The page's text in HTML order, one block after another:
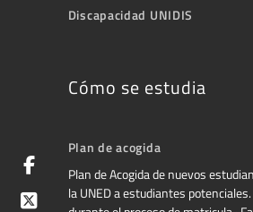
Discapacidad UNIDIS
Cómo se estudia
Plan de acogida
Plan de Acogida de nuevos
la UNED a estudiantes